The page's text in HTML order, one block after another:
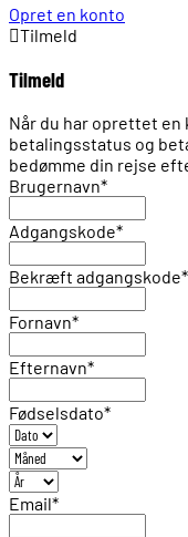
Opret en konto
Tilmeld
Tilmeld
Når du har oprettet en
betalingsstatus og
bedømme din rejse
Brugernavn*
Adgangskode*
Bekræft adgangskode*
Fornavn*
Efternavn*
Fødselsdato*
Email*